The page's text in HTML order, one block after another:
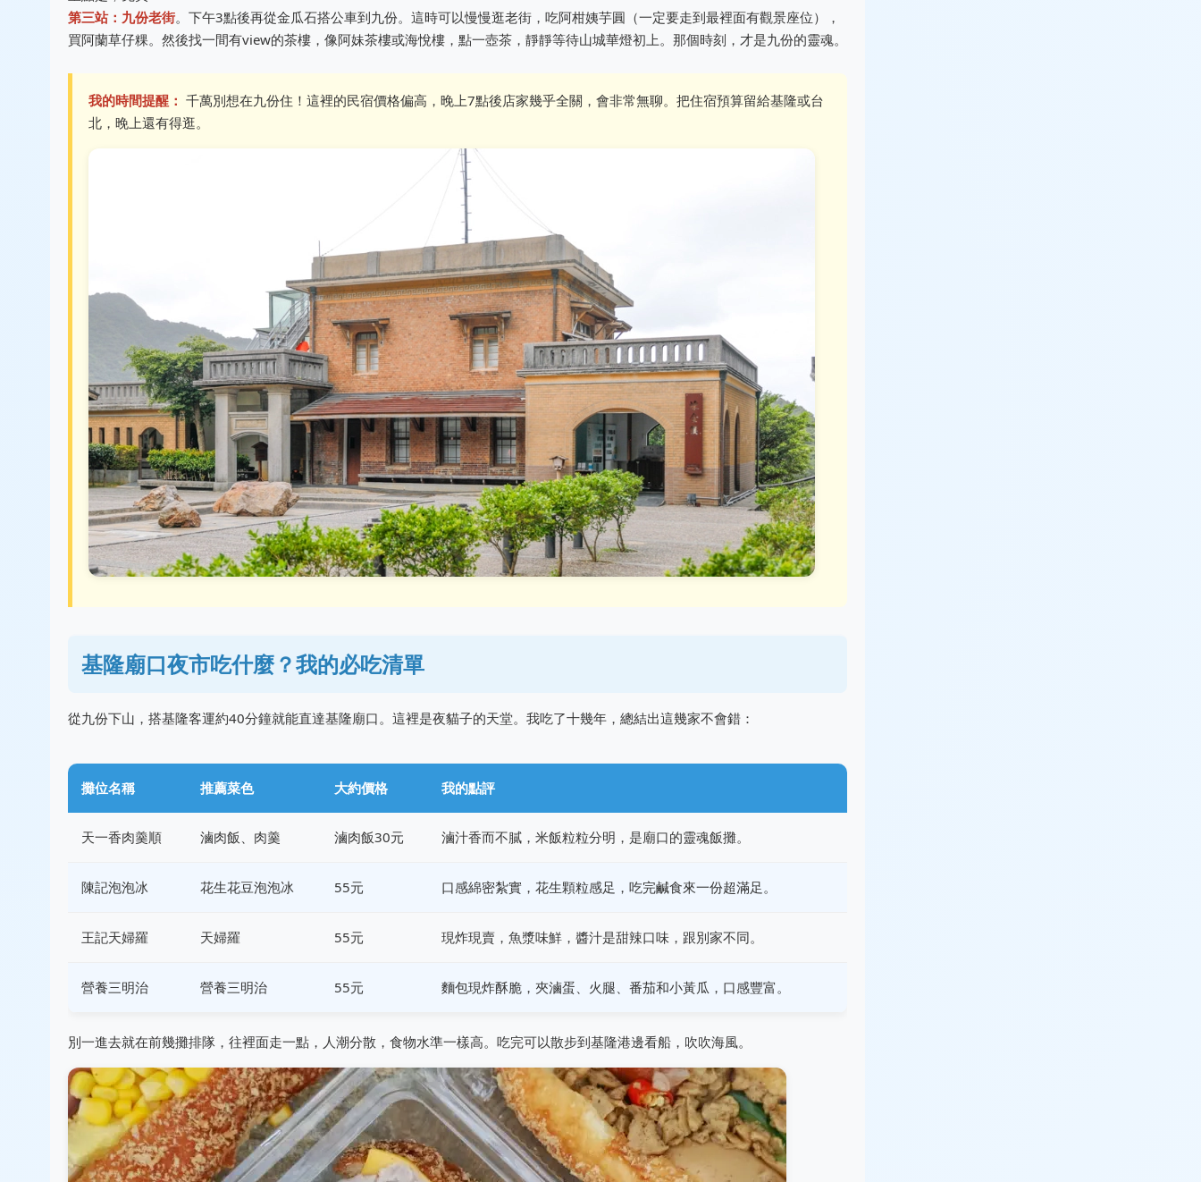
第三站：九份老街。下午3點後再從金瓜石搭公車到九份。這時可以慢慢逛老街，吃阿柑姨芋圓（一定要走到最裡面有觀景座位），
買阿蘭草仔粿。然後找一間有view的茶樓，像阿妹茶樓或海悅樓，點一壺茶，靜靜等待山城華燈初上。那個時刻，才是九份的靈魂。
我的時間提醒： 千萬別想在九份住！這裡的民宿價格偏高，晚上7點後店家幾乎全關，會非常無聊。把住宿預算留給基隆或台
北，晚上還有得逛。
基隆廟口夜市吃什麼？我的必吃清單
從九份下山，搭基隆客運約40分鐘就能直達基隆廟口。這裡是夜貓子的天堂。我吃了十幾年，總結出這幾家不會錯：
攤位名稱 推薦菜色 大約價格 我的點評
天一香肉羹順 滷肉飯、肉羹 滷肉飯30元 滷汁香而不膩，米飯粒粒分明，是廟口的靈魂飯攤。
陳記泡泡冰 花生花豆泡泡冰 55元 口感綿密紮實，花生顆粒感足，吃完鹹食來一份超滿足。
王記天婦羅 天婦羅 55元 現炸現賣，魚漿味鮮，醬汁是甜辣口味，跟別家不同。
營養三明治 營養三明治 55元 麵包現炸酥脆，夾滷蛋、火腿、番茄和小黃瓜，口感豐富。
別一進去就在前幾攤排隊，往裡面走一點，人潮分散，食物水準一樣高。吃完可以散步到基隆港邊看船，吹吹海風。